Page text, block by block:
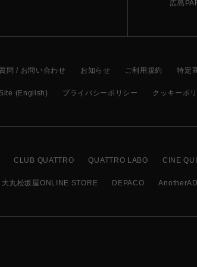
広島
問 / お問い合わせ お知らせ ご利用規約 特定
(English) プライバシーポリシー クッキーポ
CLUB QUATTRO QUATTRO LABO CINE
大丸松坂屋ONLINE STORE DEPACO